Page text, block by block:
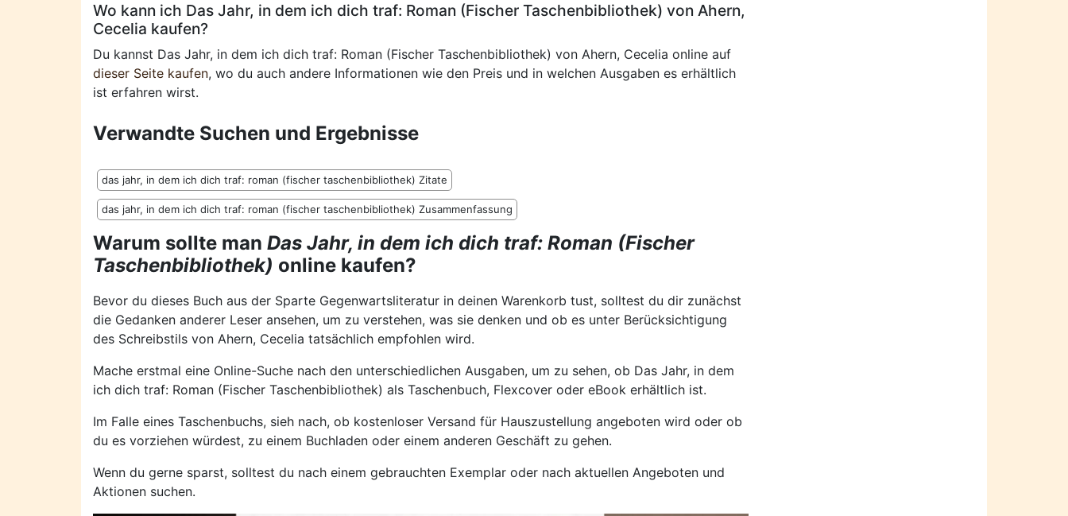
Wo kann ich Das Jahr, in dem ich dich traf: Roman (Fischer Taschenbibliothek) von Ahern,
Cecelia kaufen?
Du kannst Das Jahr, in dem ich dich traf: Roman (Fischer Taschenbibliothek) von Ahern, Cecelia online auf
dieser Seite kaufen, wo du auch andere Informationen wie den Preis und in welchen Ausgaben es erhältlich
ist erfahren wirst.
Verwandte Suchen und Ergebnisse
das jahr, in dem ich dich traf: roman (fischer taschenbibliothek) Zitate
das jahr, in dem ich dich traf: roman (fischer taschenbibliothek) Zusammenfassung
Warum sollte man Das Jahr, in dem ich dich traf: Roman (Fischer
Taschenbibliothek) online kaufen?
Bevor du dieses Buch aus der Sparte Gegenwartsliteratur in deinen Warenkorb tust, solltest du dir zunächst
die Gedanken anderer Leser ansehen, um zu verstehen, was sie denken und ob es unter Berücksichtigung
des Schreibstils von Ahern, Cecelia tatsächlich empfohlen wird.
Mache erstmal eine Online-Suche nach den unterschiedlichen Ausgaben, um zu sehen, ob Das Jahr, in dem
ich dich traf: Roman (Fischer Taschenbibliothek) als Taschenbuch, Flexcover oder eBook erhältlich ist.
Im Falle eines Taschenbuchs, sieh nach, ob kostenloser Versand für Hauszustellung angeboten wird oder ob
du es vorziehen würdest, zu einem Buchladen oder einem anderen Geschäft zu gehen.
Wenn du gerne sparst, solltest du nach einem gebrauchten Exemplar oder nach aktuellen Angeboten und
Aktionen suchen.